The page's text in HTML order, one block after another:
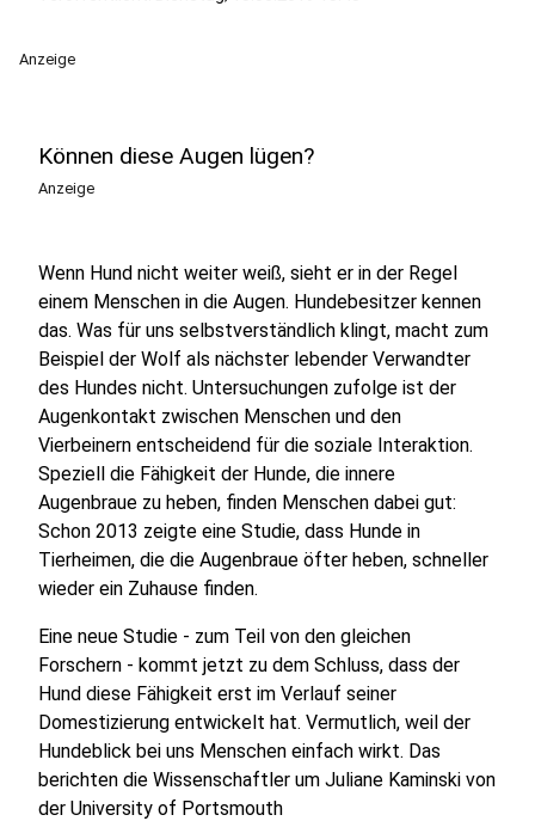
Anzeige
Können diese Augen lügen?
Anzeige
Wenn Hund nicht weiter weiß, sieht er in der Regel
einem Menschen in die Augen. Hundebesitzer kennen
das. Was für uns selbstverständlich klingt, macht zum
Beispiel der Wolf als nächster lebender Verwandter
des Hundes nicht. Untersuchungen zufolge ist der
Augenkontakt zwischen Menschen und den
Vierbeinern entscheidend für die soziale Interaktion.
Speziell die Fähigkeit der Hunde, die innere
Augenbraue zu heben, finden Menschen dabei gut:
Schon 2013 zeigte eine Studie, dass Hunde in
Tierheimen, die die Augenbraue öfter heben, schneller
wieder ein Zuhause finden.
Eine neue Studie - zum Teil von den gleichen
Forschern - kommt jetzt zu dem Schluss, dass der
Hund diese Fähigkeit erst im Verlauf seiner
Domestizierung entwickelt hat. Vermutlich, weil der
Hundeblick bei uns Menschen einfach wirkt. Das
berichten die Wissenschaftler um Juliane Kaminski von
der University of Portsmouth